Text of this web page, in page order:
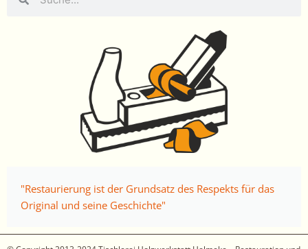
"Restaurierung ist der Grundsatz des Respekts für das
Original und seine Geschichte"